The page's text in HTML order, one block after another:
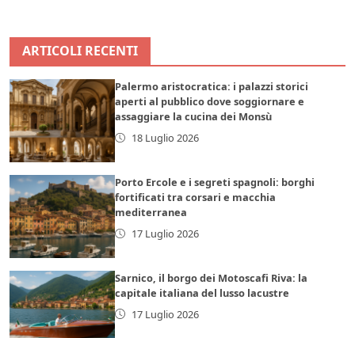
ARTICOLI RECENTI
Palermo aristocratica: i palazzi storici
aperti al pubblico dove soggiornare e
assaggiare la cucina dei Monsù
18 Luglio 2026
Porto Ercole e i segreti spagnoli: borghi
fortificati tra corsari e macchia
mediterranea
17 Luglio 2026
Sarnico, il borgo dei Motoscafi Riva: la
capitale italiana del lusso lacustre
17 Luglio 2026